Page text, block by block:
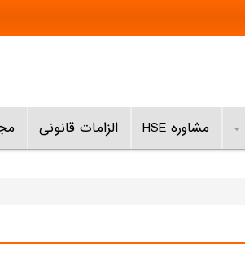
مشاوره HSE الزامات قانونی